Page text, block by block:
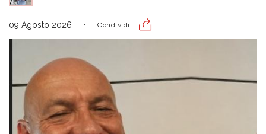
09 Agosto 2026 Condividi